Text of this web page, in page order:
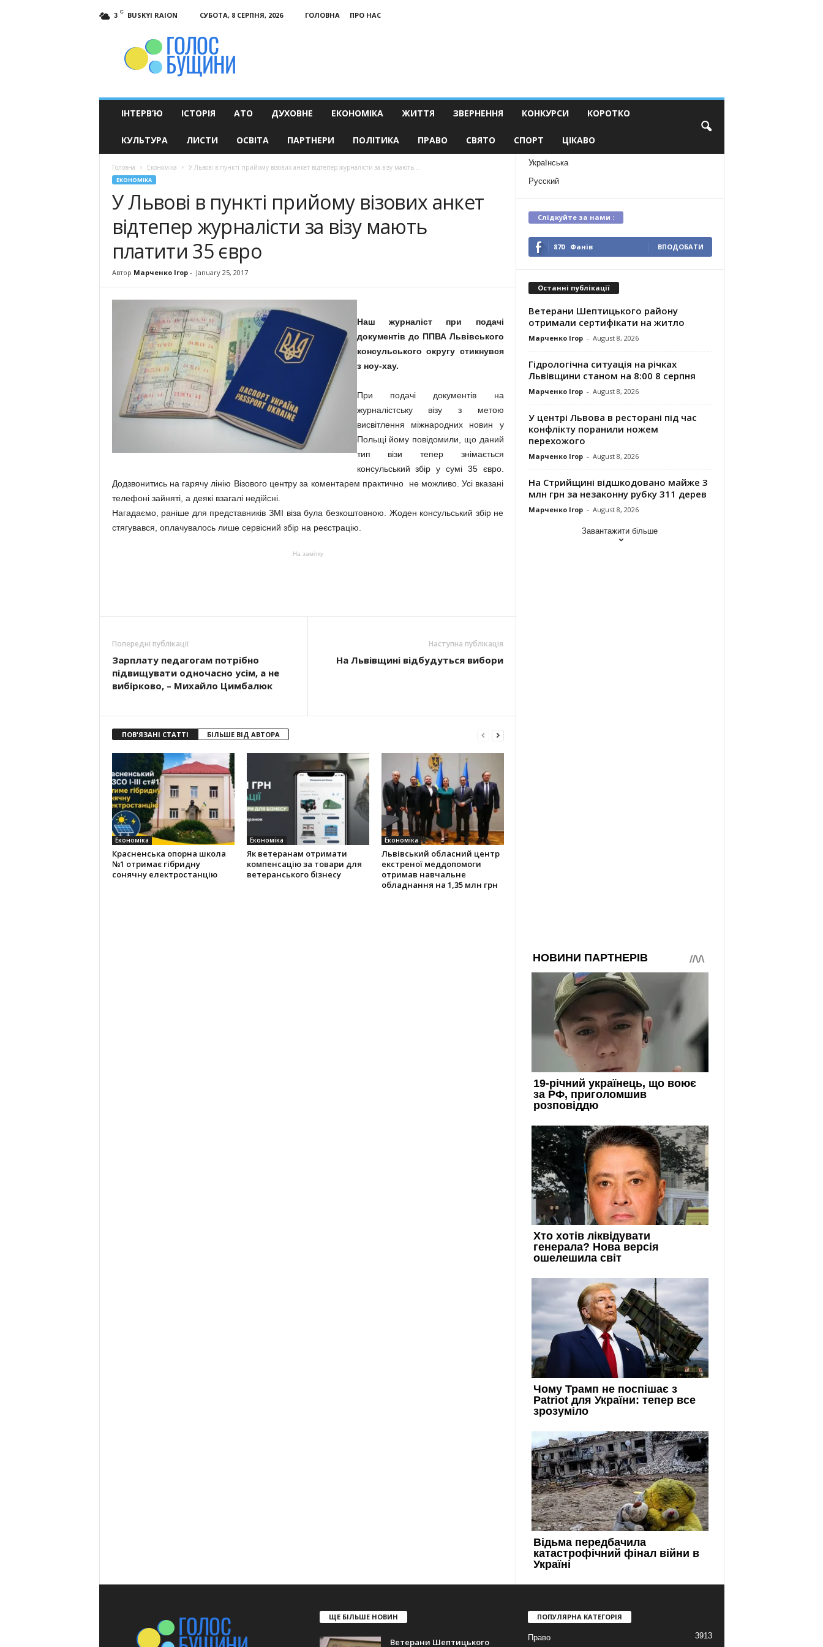
3 C BUSKYI RAION СУБОТА, 8 СЕРПНЯ, 2026 ГОЛОВНА
ПРО НАС
ІНТЕРВ’Ю ІСТОРІЯ АТО ДУХОВНЕ ЕКОНОМІКА ЖИТТЯ ЗВЕРНЕННЯ КОНКУРСИ КОРОТКО
КУЛЬТУРА ЛИСТИ ОСВІТА ПАРТНЕРИ ПОЛІТИКА ПРАВО СВЯТО СПОРТ ЦІКАВО
Головна Економіка У Львові в пункті прийому візових анкет відтепер журналісти за візу мають...
ЕКОНОМІКА
У Львові в пункті прийому візових анкет
відтепер журналісти за візу мають
платити 35 євро
Автор Марченко Ігор- January 25, 2017
Наш журналіст при подачі
документів до ППВА Львівського
консульського округу стикнувся
з ноу-хау.
При подачі документів на
журналістську візу з метою
висвітлення міжнародних новин у
Польщі йому повідомили, що даний
тип візи тепер знімається
консульський збір у сумі 35 євро.
Додзвонитись на гарячу лінію Візового центру за коментарем практично не можливо. Усі вказані
телефоні зайняті, а деякі взагалі недійсні.
Нагадаємо, раніше для представників ЗМІ віза була безкоштовною. Жоден консульський збір не
стягувався, оплачувалось лише сервісний збір на реєстрацію.
На замітку
Попередні публікації
Зарплату педагогам потрібно
підвищувати одночасно усім, а не
вибірково, – Михайло Цимбалюк
Наступна публікація
На Львівщині відбудуться вибори
ПОВ'ЯЗАНІ СТАТТІ БІЛЬШЕ ВІД АВТОРА
Економіка
Красненська опорна школа
№1 отримає гібридну
сонячну електростанцію
Економіка
Як ветеранам отримати
компенсацію за товари для
ветеранського бізнесу
Економіка
Львівський обласний центр
екстреної меддопомоги
отримав навчальне
обладнання на 1,35 млн грн
Українська
Русский
Слідкуйте за нами :
870 Фанів ВПОДОБАТИ
Останні публікації
Ветерани Шептицького району
отримали сертифікати на житло
Марченко Ігор - August 8, 2026
Гідрологічна ситуація на річках
Львівщини станом на 8:00 8 серпня
Марченко Ігор - August 8, 2026
У центрі Львова в ресторані під час
конфлікту поранили ножем
перехожого
Марченко Ігор - August 8, 2026
На Стрийщині відшкодовано майже 3
млн грн за незаконну рубку 311 дерев
Марченко Ігор - August 8, 2026
Завантажити більше
ЩЕ БІЛЬШЕ НОВИН
Ветерани Шептицького
ПОПУЛЯРНА КАТЕГОРІЯ
Право 3913